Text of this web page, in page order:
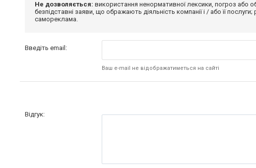
Не дозволяється: використання ненормативної лексики, погроз або
безпідставні заяви, що ображають діяльність компанії і / або її
самореклама.
Введіть email:
Ваш e-mail не відображатиметься на сайті
Відгук: